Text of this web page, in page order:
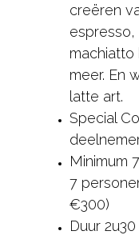
creëren
meer. En
latte art.
Special
Minimum
7
€300)
Duur 2u30